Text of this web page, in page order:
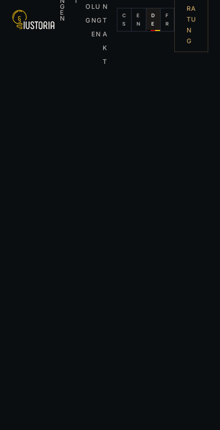
G
E
N
O
G
LU
NG
EN
N
T
A
K
T
C
S
E
N
D
E
F
R
RA
TU
N
G